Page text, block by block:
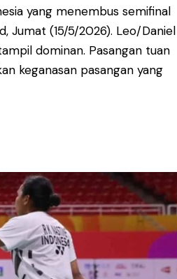
yang menembus semifinal
Jumat (15/5/2026). Leo/Daniel
dominan. Pasangan tuan
keganasan pasangan yang